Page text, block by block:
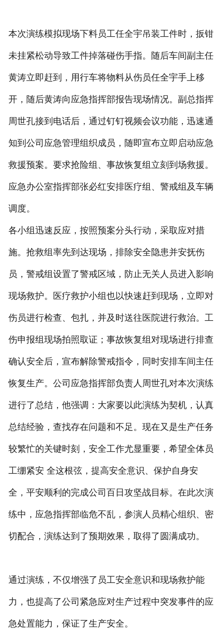
本次演练模拟现场下料员工任全宇吊装工件时，扳钳
未挂紧松动导致工件掉落碰伤手指。随后车间副主任
黄涛立即赶到，用行车将物料从伤员任全宇手上移
开，随后黄涛向应急指挥部报告现场情况。副总指挥
周世孔接到电话后，通过钉钉视频会议功能，迅速通
知到公司应急管理组织成员，随即宣布立即启动应急
救援预案。要求抢险组、事故恢复组立刻到场救援。
应急办公室指挥部张必红安排医疗组、警戒组及车辆
调度。
各小组迅速反应，按照预案分头行动，采取应对措
施。抢救组率先到达现场，排除安全隐患并安抚伤
员，警戒组设置了警戒区域，防止无关人员进入影响
现场救护。医疗救护小组也以快速赶到现场，立即对
伤员进行检查、包扎，并及时送往医院进行救治。工
伤申报组现场拍照取证；事故恢复组对现场进行排查
确认安全后，宣布解除警戒指令，同时安排车间主任
恢复生产。公司应急指挥部负责人周世孔对本次演练
进行了总结，他强调：大家要以此演练为契机，认真
总结经验，查找存在问题和不足。现在又是生产任务
较繁忙的关键时刻，安全工作尤显重要，希望全体员
工绷紧安 全这根弦，提高安全意识、保护自身安
全，平安顺利的完成公司百日攻坚战目标。在此次演
练中，应急指挥部临危不乱，参演人员精心组织、密
切配合，演练达到了预期效果，取得了圆满成功。
通过演练，不仅增强了员工安全意识和现场救护能
力，也提高了公司紧急应对生产过程中突发事件的应
急处置能力，保证了生产安全。